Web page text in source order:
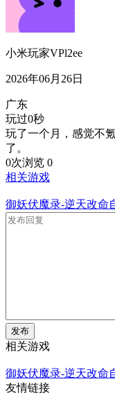
小米玩家VPl2ee
2026年06月26日
广东
玩过0秒
玩了一个月，感觉不
了。
0次浏览 0
相关游戏
御妖伏魔录-逆天改命
发布
相关游戏
御妖伏魔录-逆天改命
友情链接